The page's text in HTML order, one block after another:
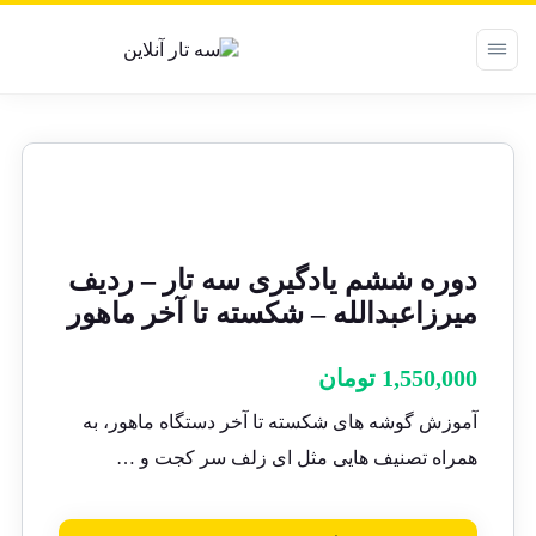
دوره ششم یادگیری سه تار – ردیف
میرزاعبدالله – شکسته تا آخر ماهور
1,550,000 تومان
آموزش گوشه های شکسته تا آخر دستگاه ماهور، به
همراه تصنیف هایی مثل ای زلف سر کجت و …